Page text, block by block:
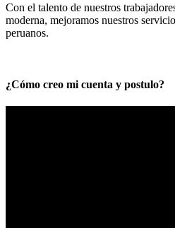
Con el talento de nuestros
moderna, mejoramos nuestros
peruanos.
¿Cómo creo mi cuenta y postulo?